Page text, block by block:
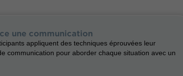
une communication
appliquent des techniques éprouvées leur
communication pour aborder chaque situation avec un